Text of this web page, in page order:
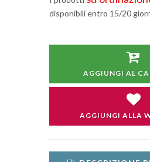
disponibili entro 15/20
AGGIUNGI AL
AGGIUNGI ALLA